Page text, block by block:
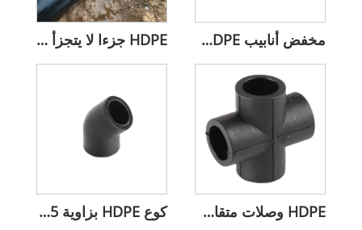
HDPE جزءا لا يتجزأ من شريط الري بالتنقيط طول مخصص مخفض أنابيب HDPE المقاوم للتآكل
كوع HDPE بزاوية 45 درجة لاتجاه التدفق HDPE وصلات متقاطعة متساوية لتوصيل الأنابيب